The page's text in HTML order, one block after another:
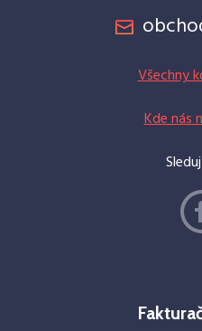
Všechny
Kde nás